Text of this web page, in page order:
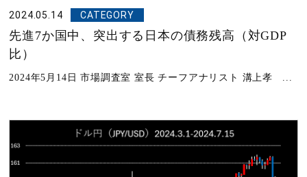
2024.05.14 CATEGORY
先進7か国中、突出する日本の債務残高（対GDP
比）
2024年5月14日 市場調査室 室長 チーフアナリスト 溝上孝 ...